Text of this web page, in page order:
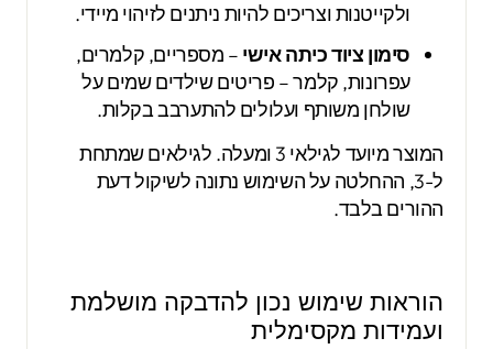
ולקייטנות וצריכים להיות ניתנים לזיהוי מיידי.
סימון ציוד כיתה אישי– מספריים, קלמרים,
עפרונות, קלמר – פריטים שילדים שמים על
שולחן משותף ועלולים להתערבב בקלות.
המוצר מיועד לגילאי 3 ומעלה. לגילאים שמתחת
ל-3, ההחלטה על השימוש נתונה לשיקול דעת
ההורים בלבד.
הוראות שימוש נכון להדבקה מושלמת
ועמידות מקסימלית